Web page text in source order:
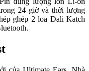
24 giờ và thời lượng
ghép 2 loa Dali Katch